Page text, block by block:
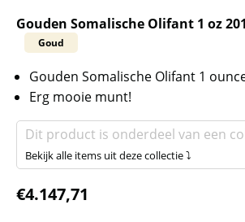
Gouden Somalische Olifant 1 oz
Goud
Gouden Somalische Olifant 1
Erg mooie munt!
Dit product is onderdeel van een
Bekijk alle items uit deze collectie ⤵
€4.147,71